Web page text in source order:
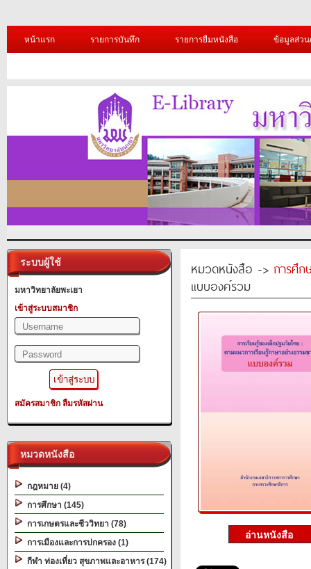
หน้าแรก รายการบันทึก รายการยืมหนังสือ ข้อมูลส่ว
ระบบผู้ใช้
มหาวิทยาลัยพะเยา
เข้าสู่ระบบสมาชิก
สมัครสมาชิก ลืมรหัสผ่าน
หมวดหนังสือ
กฎหมาย (4)
การศึกษา (145)
การเกษตรและชีววิทยา (78)
การเมืองและการปกครอง (1)
กีฬา ท่องเที่ยว สุขภาพและอาหาร (174)
หมวดหนังสือ -> การศึก
แบบองค์รวม